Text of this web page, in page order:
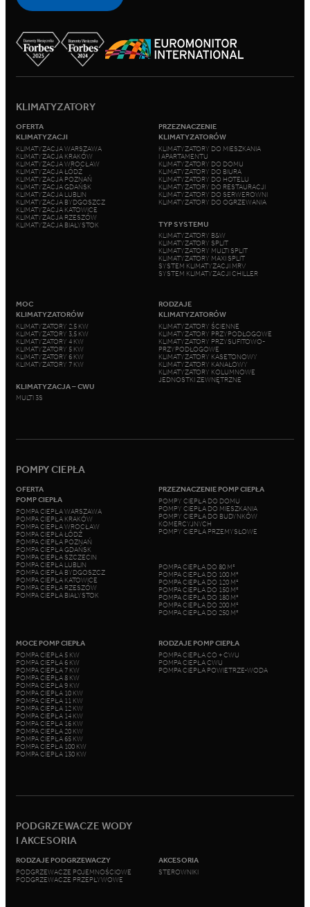
KLIMATYZATORY
OFERTA
KLIMATYZACJI
KLIMATYZACJA WARSZAWA
KLIMATYZACJA KRAKÓW
KLIMATYZACJA WROCŁAW
KLIMATYZACJA ŁÓDŹ
KLIMATYZACJA POZNAŃ
KLIMATYZACJA GDAŃSK
KLIMATYZACJA LUBLIN
KLIMATYZACJA BYDGOSZCZ
KLIMATYZACJA KATOWICE
KLIMATYZACJA RZESZÓW
KLIMATYZACJA BIAŁYSTOK
PRZEZNACZENIE
KLIMATYZATORÓW
KLIMATYZATORY DO MIESZKANIA
I APARTAMENTU
KLIMATYZATORY DO DOMU
KLIMATYZATORY DO BIURA
KLIMATYZATORY DO HOTELU
KLIMATYZATORY DO RESTAURACJI
KLIMATYZATORY DO SERWEROWNI
KLIMATYZATORY DO OGRZEWANIA
TYP SYSTEMU
KLIMATYZATORY B&W
KLIMATYZATORY SPLIT
KLIMATYZATORY MULTI SPLIT
KLIMATYZATORY MAXI SPLIT
SYSTEM KLIMATYZACJI MRV
SYSTEM KLIMATYZACJI CHILLER
MOC
KLIMATYZATORÓW
KLIMATYZATORY 2,5 KW
KLIMATYZATORY 3,5 KW
KLIMATYZATORY 4 KW
KLIMATYZATORY 5 KW
KLIMATYZATORY 6 KW
KLIMATYZATORY 7 KW
KLIMATYZACJA – CWU
MULTI 3S
RODZAJE
KLIMATYZATORÓW
KLIMATYZATORY ŚCIENNE
KLIMATYZATORY PRZYPODŁOGOWE
KLIMATYZATORY PRZYSUFITOWO-
PRZYPODŁOGOWE
KLIMATYZATORY KASETONOWY
KLIMATYZATORY KANAŁOWY
KLIMATYZATORY KOLUMNOWE
JEDNOSTKI ZEWNĘTRZNE
POMPY CIEPŁA
OFERTA
POMP CIEPŁA
POMPA CIEPŁA WARSZAWA
POMPA CIEPŁA KRAKÓW
POMPA CIEPŁA WROCŁAW
POMPA CIEPŁA ŁÓDŹ
POMPA CIEPŁA POZNAŃ
POMPA CIEPŁA GDAŃSK
POMPA CIEPŁA SZCZECIN
POMPA CIEPŁA LUBLIN
POMPA CIEPŁA BYDGOSZCZ
POMPA CIEPŁA KATOWICE
POMPA CIEPŁA RZESZÓW
POMPA CIEPŁA BIAŁYSTOK
PRZEZNACZENIE POMP CIEPŁA
POMPY CIEPŁA DO DOMU
POMPY CIEPŁA DO MIESZKANIA
POMPY CIEPŁA DO BUDYNKÓW
KOMERCYJNYCH
POMPY CIEPŁA PRZEMYSŁOWE
POMPA CIEPŁA DO 80 M²
POMPA CIEPŁA DO 100 M²
POMPA CIEPŁA DO 120 M²
POMPA CIEPŁA DO 150 M²
POMPA CIEPŁA DO 180 M²
POMPA CIEPŁA DO 200 M²
POMPA CIEPŁA DO 250 M²
MOCE POMP CIEPŁA
POMPA CIEPŁA 5 KW
POMPA CIEPŁA 6 KW
POMPA CIEPŁA 7 KW
POMPA CIEPŁA 8 KW
POMPA CIEPŁA 9 KW
POMPA CIEPŁA 10 KW
POMPA CIEPŁA 11 KW
POMPA CIEPŁA 12 KW
POMPA CIEPŁA 14 KW
POMPA CIEPŁA 16 KW
POMPA CIEPŁA 20 KW
POMPA CIEPŁA 65 KW
POMPA CIEPŁA 100 KW
POMPA CIEPŁA 130 KW
RODZAJE POMP CIEPŁA
POMPA CIEPŁA CO + CWU
POMPA CIEPŁA CWU
POMPA CIEPŁA POWIETRZE-WODA
PODGRZEWACZE WODY
I AKCESORIA
RODZAJE PODGRZEWACZY
PODGRZEWACZE POJEMNOŚCIOWE
PODGRZEWACZE PRZEPŁYWOWE
AKCESORIA
STEROWNIKI